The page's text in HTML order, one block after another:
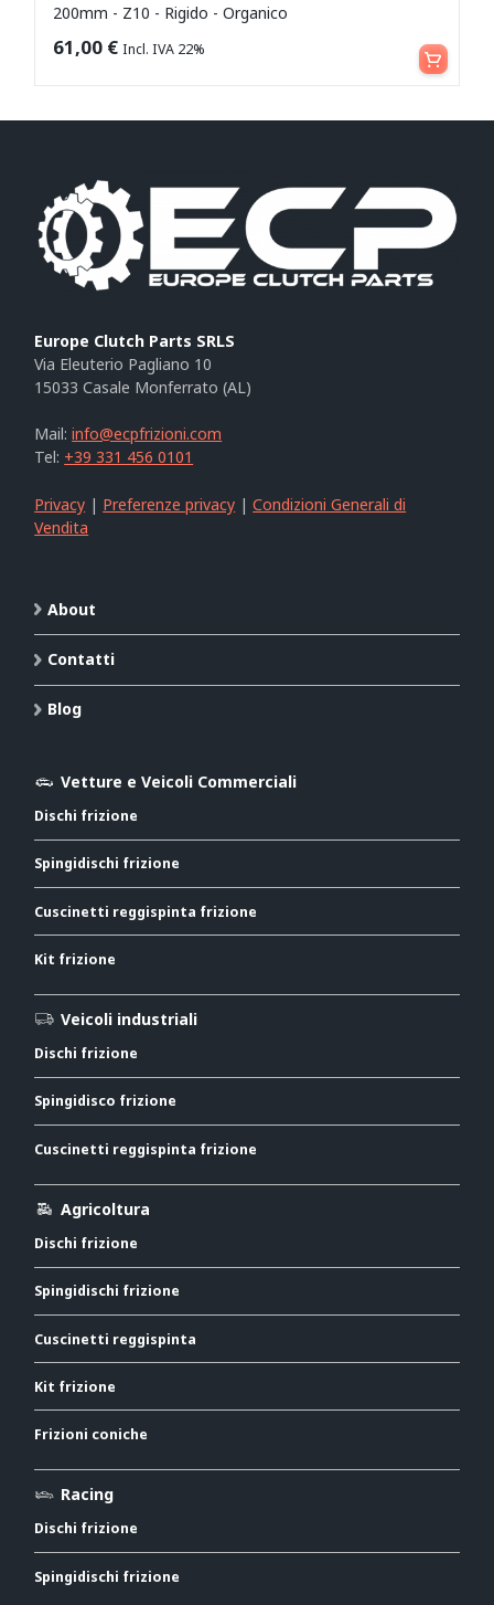
200mm - Z10 - Rigido - Organico
61,00 € Incl. IVA 22% Aggiungi al carrello
Europe Clutch Parts SRLS
Via Eleuterio Pagliano 10
15033 Casale Monferrato (AL)
Mail:info@ecpfrizioni.com
Tel: +39 331 456 0101
Privacy | Preferenze privacy |Condizioni Generali di
Vendita
About
Contatti
Blog
Vetture e Veicoli Commerciali
Dischi frizione
Spingidischi frizione
Cuscinetti reggispinta frizione
Kit frizione
Veicoli industriali
Dischi frizione
Spingidisco frizione
Cuscinetti reggispinta frizione
Agricoltura
Dischi frizione
Spingidischi frizione
Cuscinetti reggispinta
Kit frizione
Frizioni coniche
Racing
Dischi frizione
Spingidischi frizione